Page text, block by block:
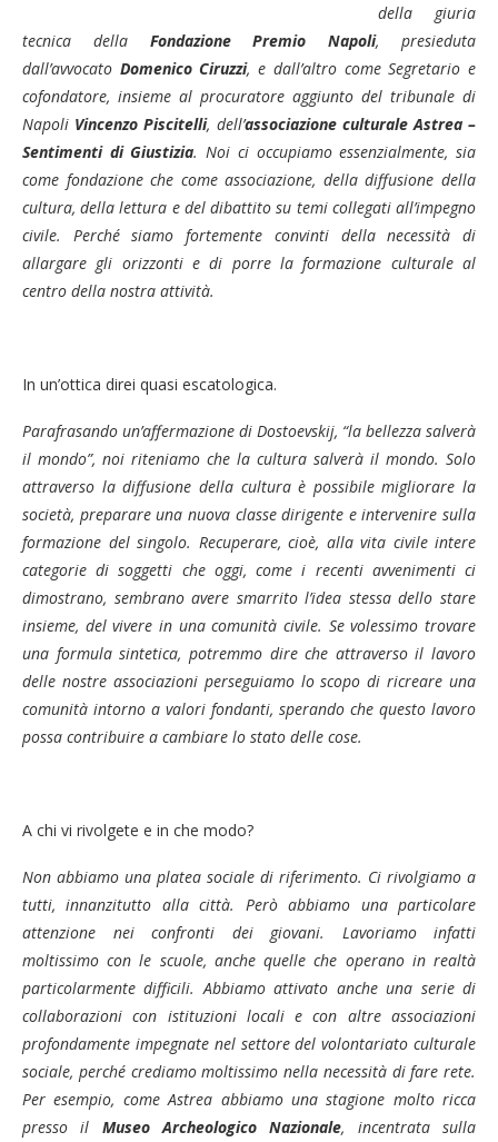
della giuria
tecnica della Fondazione Premio Napoli, presieduta
dall’avvocato Domenico Ciruzzi, e dall’altro come Segretario e
cofondatore, insieme al procuratore aggiunto del tribunale di
Napoli Vincenzo Piscitelli, dell’associazione culturale Astrea –
Sentimenti di Giustizia. Noi ci occupiamo essenzialmente, sia
come fondazione che come associazione, della diffusione della
cultura, della lettura e del dibattito su temi collegati all’impegno
civile. Perché siamo fortemente convinti della necessità di
allargare gli orizzonti e di porre la formazione culturale al
centro della nostra attività.
In un’ottica direi quasi escatologica.
Parafrasando un’affermazione di Dostoevskij, “la bellezza salverà
il mondo”, noi riteniamo che la cultura salverà il mondo. Solo
attraverso la diffusione della cultura è possibile migliorare la
società, preparare una nuova classe dirigente e intervenire sulla
formazione del singolo. Recuperare, cioè, alla vita civile intere
categorie di soggetti che oggi, come i recenti avvenimenti ci
dimostrano, sembrano avere smarrito l’idea stessa dello stare
insieme, del vivere in una comunità civile. Se volessimo trovare
una formula sintetica, potremmo dire che attraverso il lavoro
delle nostre associazioni perseguiamo lo scopo di ricreare una
comunità intorno a valori fondanti, sperando che questo lavoro
possa contribuire a cambiare lo stato delle cose.
A chi vi rivolgete e in che modo?
Non abbiamo una platea sociale di riferimento. Ci rivolgiamo a
tutti, innanzitutto alla città. Però abbiamo una particolare
attenzione nei confronti dei giovani. Lavoriamo infatti
moltissimo con le scuole, anche quelle che operano in realtà
particolarmente difficili. Abbiamo attivato anche una serie di
collaborazioni con istituzioni locali e con altre associazioni
profondamente impegnate nel settore del volontariato culturale
sociale, perché crediamo moltissimo nella necessità di fare rete.
Per esempio, come Astrea abbiamo una stagione molto ricca
presso il Museo Archeologico Nazionale, incentrata sulla